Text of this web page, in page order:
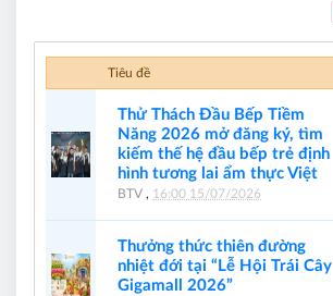
Tiêu đề
Thử Thách Đầu Bếp Tiềm
Năng 2026 mở đăng ký, tìm
kiếm thế hệ đầu bếp trẻ định
hình tương lai ẩm thực Việt
BTV , 16:00 15/07/2026
Thưởng thức thiên đường
nhiệt đới tại “Lễ Hội Trái Cây
Gigamall 2026”